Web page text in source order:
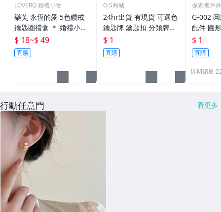
LOVERQ 婚禮小物
樂芙 永恆的愛 5色鑽戒
鑰匙圈禮盒 ＊ 婚禮小物
二次進場 工商禮贈品 戒
指鑰匙圈 鑽石鑰匙扣 大
鑽戒 送客禮 活動贈品
$ 18~$ 49
直購
O.S商城
24hr出貨 有現貨 可選色
鑰匙牌 鑰匙扣 分類牌鎖
匙 分類牌 塑膠鑰匙牌 鑰
匙扣 號碼牌 分類牌 標記
鑰匙吊牌 掛牌
$ 1
直購
探索者戶
G-002
配件 圓
鑰匙圈
單個鑰
$ 1
直購
近期銷量
行動任意門 看更多